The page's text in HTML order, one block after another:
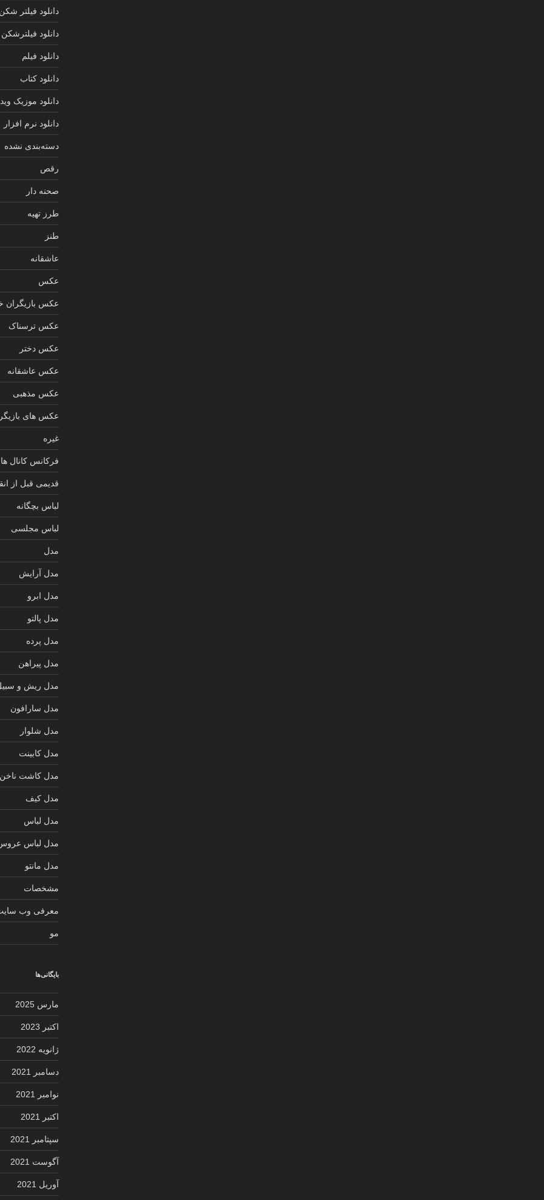
دانلود فیلتر
دانلود فیلترشکن
دانلود فیلم
دانلود کتاب
دانلود موزیک
دانلود نرم افزار
دسته‌بندی نشده
رقص
صحنه دار
طرز تهیه
طنز
عاشقانه
عکس
عکس بازیگران
عکس ترسناک
عکس دختر
عکس عاشقانه
عکس مذهبی
عکس های
غیره
فرکانس کانال
قدیمی قبل از
لباس بچگانه
لباس مجلسی
مدل
مدل آرایش
مدل ابرو
مدل پالتو
مدل پرده
مدل پیراهن
مدل ریش و
مدل سارافون
مدل شلوار
مدل کابینت
مدل کاشت ناخن
مدل کیف
مدل لباس
مدل لباس
مدل مانتو
مشخصات
معرفی وب
مو
بایگانی‌ها
مارس 2025
اکتبر 2023
ژانویه 2022
دسامبر 2021
نوامبر 2021
اکتبر 2021
سپتامبر 2021
آگوست 2021
آوریل 2021